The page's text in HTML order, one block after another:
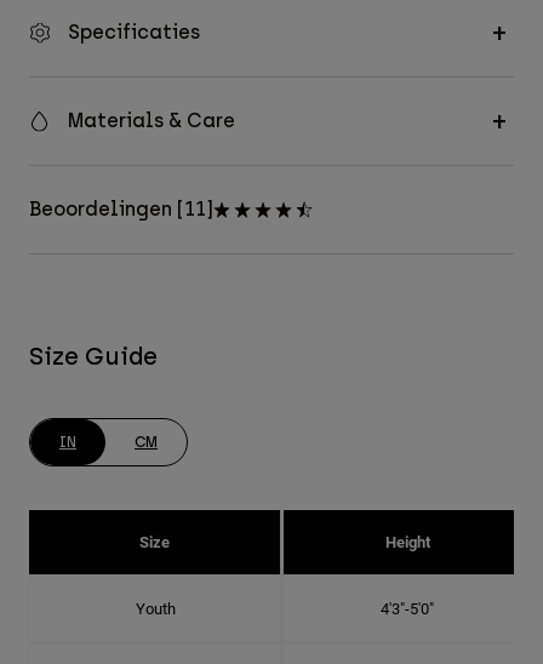
Specificaties
Materials & Care
Beoordelingen [11]
Size Guide
IN CM
Size Height
Youth 4'3"-5'0"